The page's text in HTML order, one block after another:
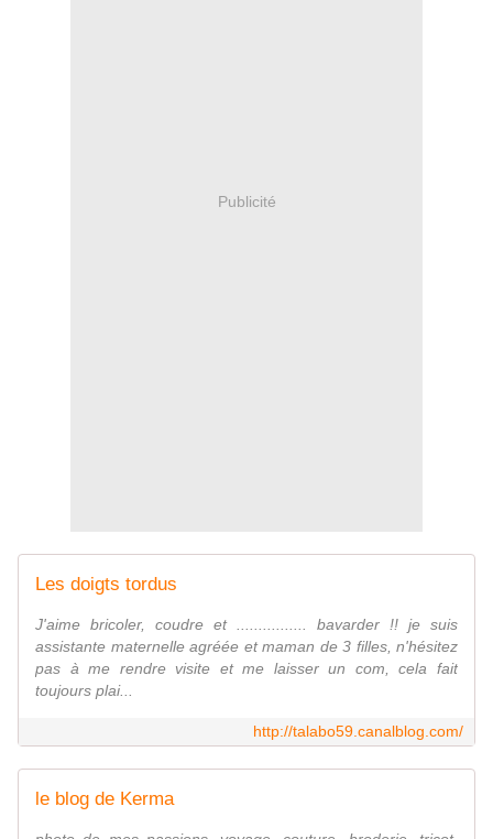
Publicité
Les doigts tordus
J'aime bricoler, coudre et ................ bavarder !! je suis
assistante maternelle agréée et maman de 3 filles, n'hésitez
pas à me rendre visite et me laisser un com, cela fait
toujours plai...
http://talabo59.canalblog.com/
le blog de Kerma